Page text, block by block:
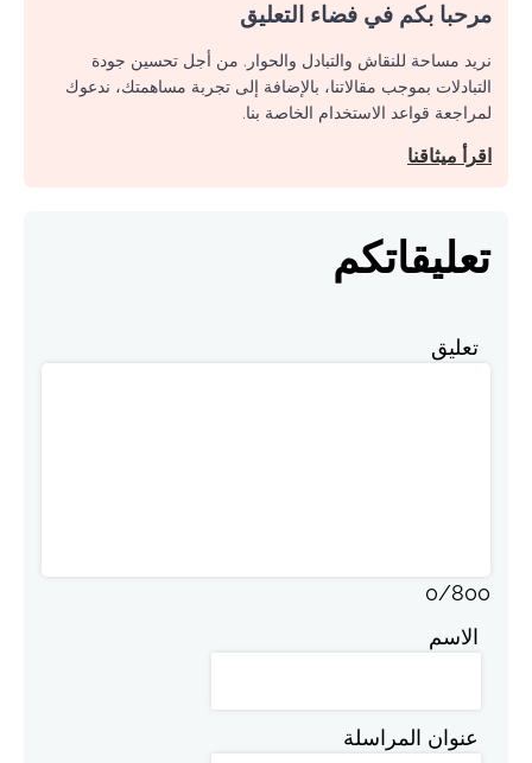
مرحبا بكم في فضاء التعليق
نريد مساحة للنقاش والتبادل والحوار. من أجل تحسين جودة
التبادلات بموجب مقالاتنا، بالإضافة إلى تجربة مساهمتك، ندعوك
لمراجعة قواعد الاستخدام الخاصة بنا.
اقرأ ميثاقنا
تعليقاتكم
تعليق
0/800
الاسم
عنوان المراسلة